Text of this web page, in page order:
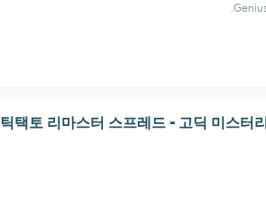
틱택토 리마스터 스프레드 - 고딕 미스터